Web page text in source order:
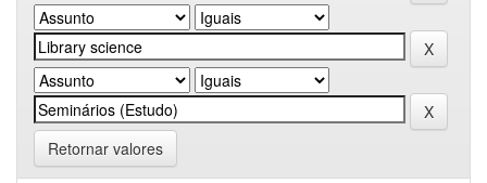
Retornar valores